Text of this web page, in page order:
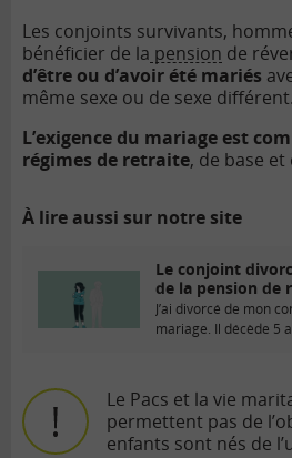
Les conjoints survivants,
bénéficier de la pension de
d’être ou d’avoir été mariés
même sexe ou de sexe différent.
L’exigence du mariage est
régimes de retraite, de base
À lire aussi sur notre site
Le conjoint
de la pension de
J’ai divorcé de mon
mariage. Il décède 5
Le Pacs et la vie
permettent pas de
enfants sont nés de